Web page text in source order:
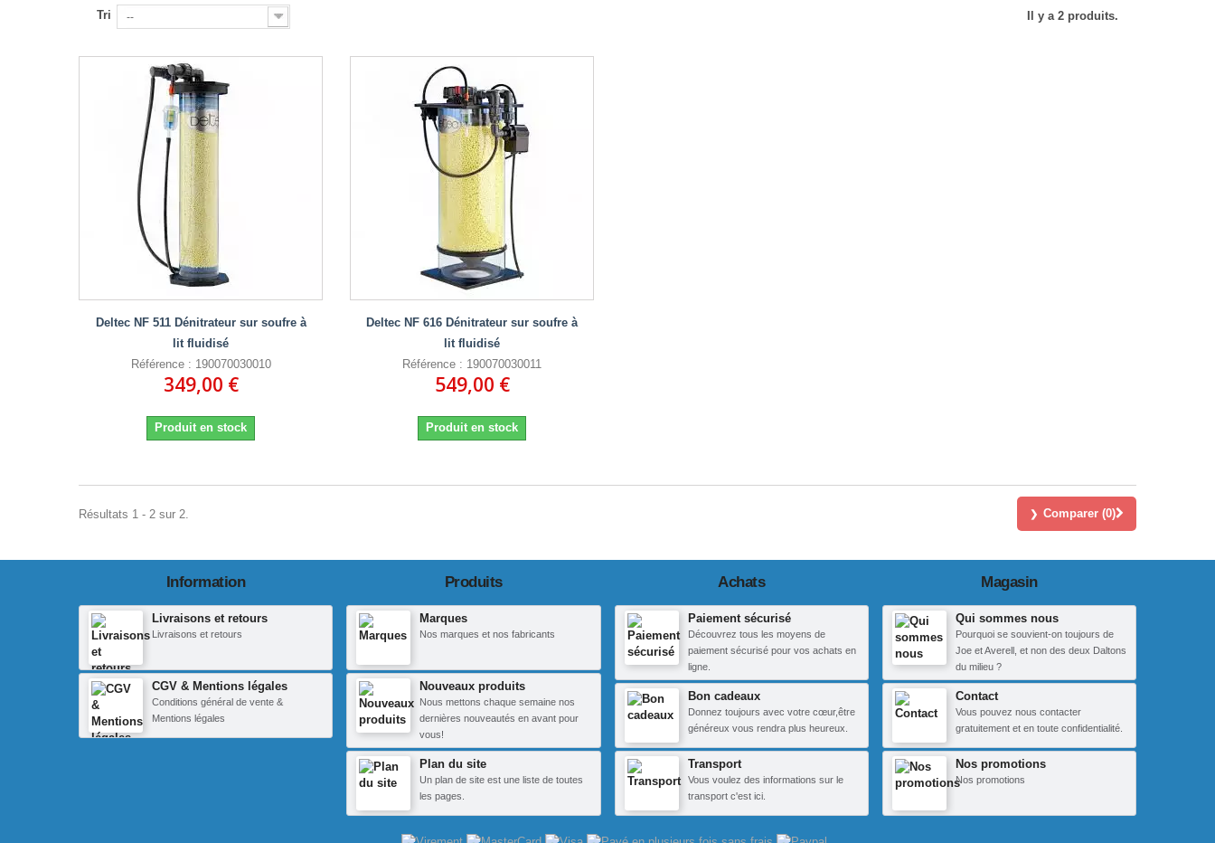
Tri -- Il y a 2 produits.
Deltec NF 511 Dénitrateur sur soufre à
lit fluidisé
Référence : 190070030010
349,00 €
Produit en stock
Deltec NF 616 Dénitrateur sur soufre à
lit fluidisé
Référence : 190070030011
549,00 €
Produit en stock
Comparer (0)
Résultats 1 - 2 sur 2.
Information
Livraisons et retours
Livraisons et retours
CGV & Mentions légales
Conditions général de vente &
Mentions légales
Produits
Marques
Nos marques et nos fabricants
Nouveaux produits
Nous mettons chaque semaine nos
dernières nouveautés en avant pour
vous!
Plan du site
Un plan de site est une liste de toutes
les pages.
Achats
Paiement sécurisé
Découvrez tous les moyens de
paiement sécurisé pour vos achats en
ligne.
Bon cadeaux
Donnez toujours avec votre cœur,être
généreux vous rendra plus heureux.
Transport
Vous voulez des informations sur le
transport c'est ici.
Magasin
Qui sommes nous
Pourquoi se souvient-on toujours de
Joe et Averell, et non des deux Daltons
du milieu ?
Contact
Vous pouvez nous contacter
gratuitement et en toute confidentialité.
Nos promotions
Nos promotions